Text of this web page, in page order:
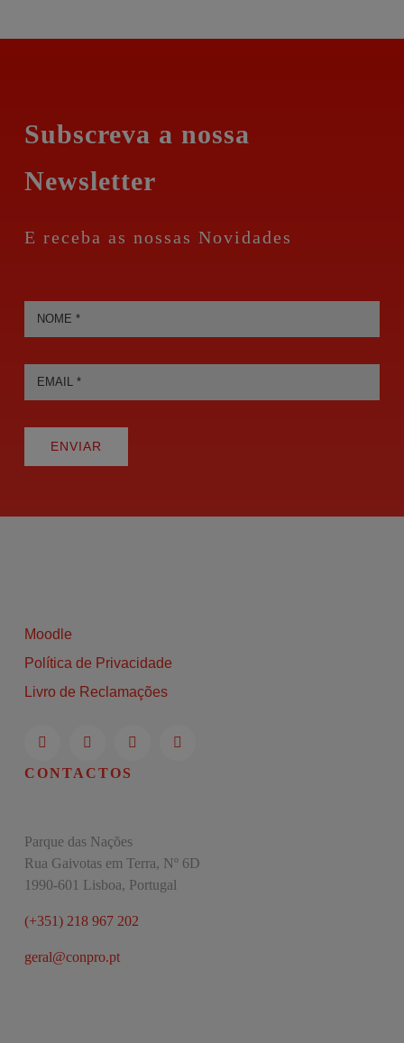
Subscreva a nossa
Newsletter
E receba as nossas Novidades
ENVIAR
Moodle
Política de Privacidade
Livro de Reclamações
CONTACTOS
Parque das Nações
Rua Gaivotas em Terra, Nº 6D
1990-601 Lisboa, Portugal
(+351) 218 967 202
geral@conpro.pt